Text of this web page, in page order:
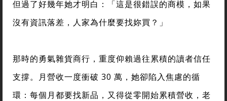
但過了好幾年她才明白：「這是很錯誤的商模，如果
沒有資訊落差，人家為什麼要找妳買？」
那時的勇氣雜貨商行，重度仰賴過往累積的讀者信任
支撐。月營收一度衝破 30 萬，她卻陷入焦慮的循
環：每個月都要找新品，又得從零開始累積營收，老